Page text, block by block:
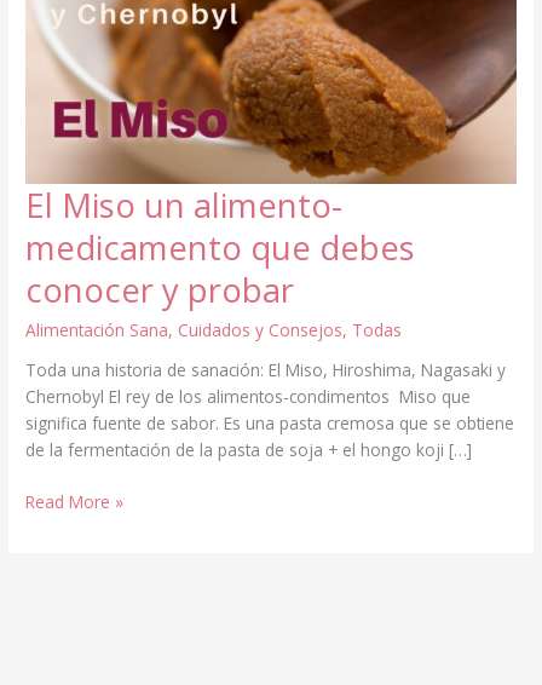
El Miso un alimento-
medicamento que debes
conocer y probar
Alimentación Sana, Cuidados y Consejos, Todas
Toda una historia de sanación: El Miso, Hiroshima, Nagasaki y
Chernobyl El rey de los alimentos-condimentos Miso que
significa fuente de sabor. Es una pasta cremosa que se obtiene
de la fermentación de la pasta de soja + el hongo koji […]
El
Read More »